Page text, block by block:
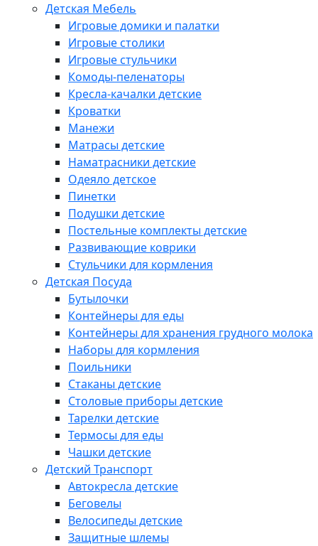
Детская Мебель
Игровые домики и палатки
Игровые столики
Игровые стульчики
Комоды-пеленаторы
Кресла-качалки детские
Кроватки
Манежи
Матрасы детские
Наматрасники детские
Одеяло детское
Пинетки
Подушки детские
Постельные комплекты детские
Развивающие коврики
Стульчики для кормления
Детская Посуда
Бутылочки
Контейнеры для еды
Контейнеры для хранения грудного молока
Наборы для кормления
Поильники
Стаканы детские
Столовые приборы детские
Тарелки детские
Термосы для еды
Чашки детские
Детский Транспорт
Автокресла детские
Беговелы
Велосипеды детские
Защитные шлемы